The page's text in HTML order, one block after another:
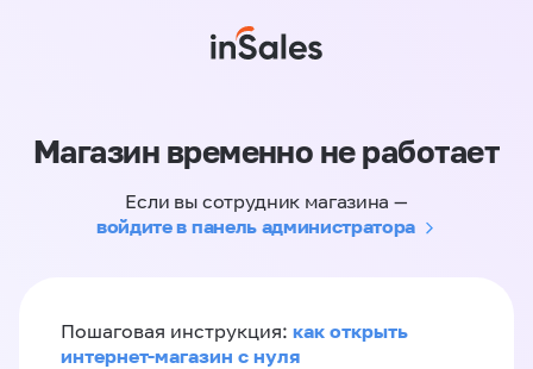
Магазин временно не работает
Если вы сотрудник магазина —
войдите в панель администратора
Пошаговая инструкция: как открыть
интернет-магазин с нуля